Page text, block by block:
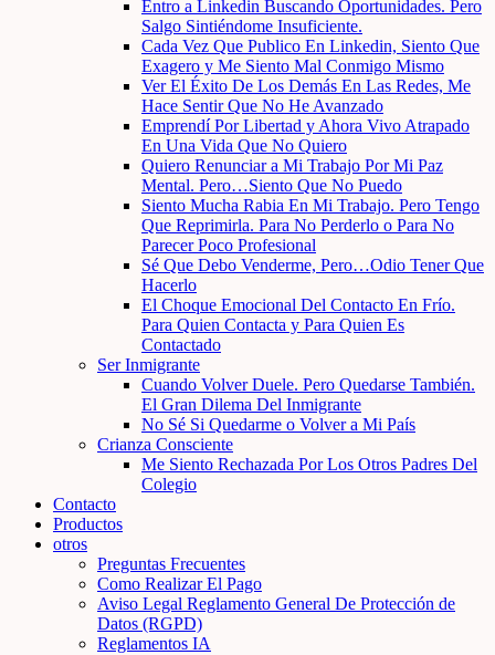
Entro a Linkedin Buscando Oportunidades. Pero
Salgo Sintiéndome Insuficiente.
Cada Vez Que Publico En Linkedin, Siento Que
Exagero y Me Siento Mal Conmigo Mismo
Ver El Éxito De Los Demás En Las Redes, Me
Hace Sentir Que No He Avanzado
Emprendí Por Libertad y Ahora Vivo Atrapado
En Una Vida Que No Quiero
Quiero Renunciar a Mi Trabajo Por Mi Paz
Mental. Pero…Siento Que No Puedo
Siento Mucha Rabia En Mi Trabajo. Pero Tengo
Que Reprimirla. Para No Perderlo o Para No
Parecer Poco Profesional
Sé Que Debo Venderme, Pero…Odio Tener Que
Hacerlo
El Choque Emocional Del Contacto En Frío.
Para Quien Contacta y Para Quien Es
Contactado
Ser Inmigrante
Cuando Volver Duele. Pero Quedarse También.
El Gran Dilema Del Inmigrante
No Sé Si Quedarme o Volver a Mi País
Crianza Consciente
Me Siento Rechazada Por Los Otros Padres Del
Colegio
Contacto
Productos
otros
Preguntas Frecuentes
Como Realizar El Pago
Aviso Legal Reglamento General De Protección de
Datos (RGPD)
Reglamentos IA